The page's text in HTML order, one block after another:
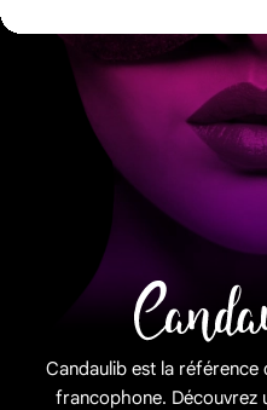
Candaulib est la
francophone. Découvrez